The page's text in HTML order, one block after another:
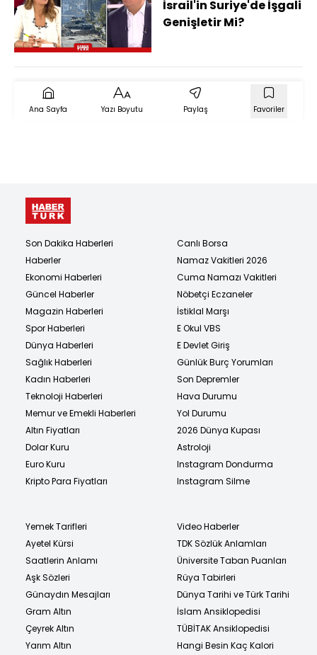
İsrail'in Suriye'de İşgali
Genişletir Mi?
Ana Sayfa Yazı Boyutu Paylaş Favoriler
Son Dakika Haberleri
Haberler
Ekonomi Haberleri
Güncel Haberler
Magazin Haberleri
Spor Haberleri
Dünya Haberleri
Sağlık Haberleri
Kadın Haberleri
Teknoloji Haberleri
Memur ve Emekli Haberleri
Altın Fiyatları
Dolar Kuru
Euro Kuru
Kripto Para Fiyatları
Canlı Borsa
Namaz Vakitleri 2026
Cuma Namazı Vakitleri
Nöbetçi Eczaneler
İstiklal Marşı
E Okul VBS
E Devlet Giriş
Günlük Burç Yorumları
Son Depremler
Hava Durumu
Yol Durumu
2026 Dünya Kupası
Astroloji
Instagram Dondurma
Instagram Silme
Yemek Tarifleri
Ayetel Kürsi
Saatlerin Anlamı
Aşk Sözleri
Günaydın Mesajları
Gram Altın
Çeyrek Altın
Yarım Altın
Video Haberler
TDK Sözlük Anlamları
Üniversite Taban Puanları
Rüya Tabirleri
Dünya Tarihi ve Türk Tarihi
İslam Ansiklopedisi
TÜBİTAK Ansiklopedisi
Hangi Besin Kaç Kalori